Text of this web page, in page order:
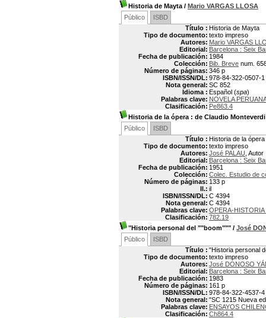
Historia de Mayta / Mario VARGAS LLOSA
Público
ISBD
Título : Historia de Mayta
Tipo de documento: texto impreso
Autores: Mario VARGAS
Editorial: Barcelona : Seix
Fecha de publicación: 1984
Colección: Bib. Breve num.
Número de páginas: 346 p
ISBN/ISSN/DL: 978-84-322-0507-1
Nota general: SC 852
Idioma : Español (spa)
Palabras clave: NOVELA
Clasificación: Pe863.4
Historia de la ópera : de Claudio
Público
ISBD
Título : Historia de la
Tipo de documento: texto impreso
Autores: José PALAU , Autor
Editorial: Barcelona : Seix
Fecha de publicación: 1951
Colección: Colec. Estudio de
Número de páginas: 133 p
Il.: il
ISBN/ISSN/DL: C 4394
Nota general: C 4394
Palabras clave: OPERA-HISTORIA
Clasificación: 782.19
"Historia personal del ""boom""" / José
Público
ISBD
Título : "Historia personal
Tipo de documento: texto impreso
Autores: José DONOSO
Editorial: Barcelona : Seix
Fecha de publicación: 1983
Número de páginas: 161 p
ISBN/ISSN/DL: 978-84-322-4537-4
Nota general: "SC 1215 Nueva
Palabras clave: ENSAYOS
Clasificación: Ch864.4